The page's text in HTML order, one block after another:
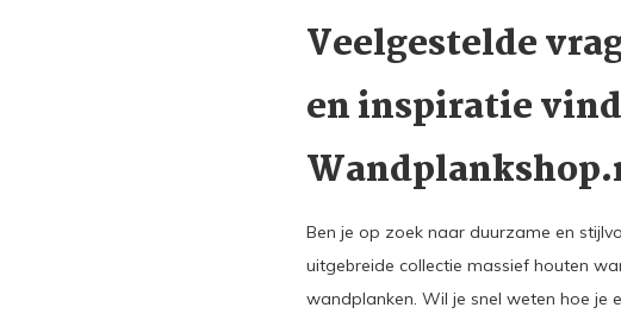
Veelgestelde
en inspiratie
Ben je op zoek naar duurzame en
uitgebreide collectie massief houten
wandplanken. Wil je snel weten hoe je